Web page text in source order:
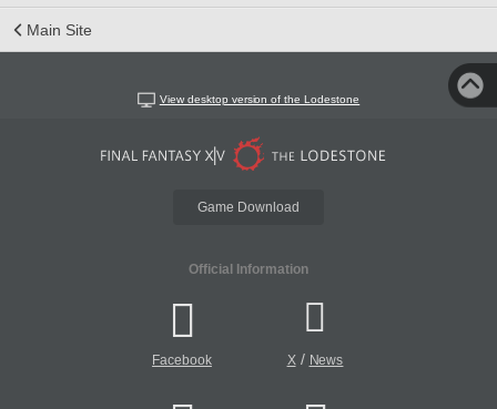
Main Site
View desktop version of the Lodestone
Game Download
Official Information
Facebook X/ News